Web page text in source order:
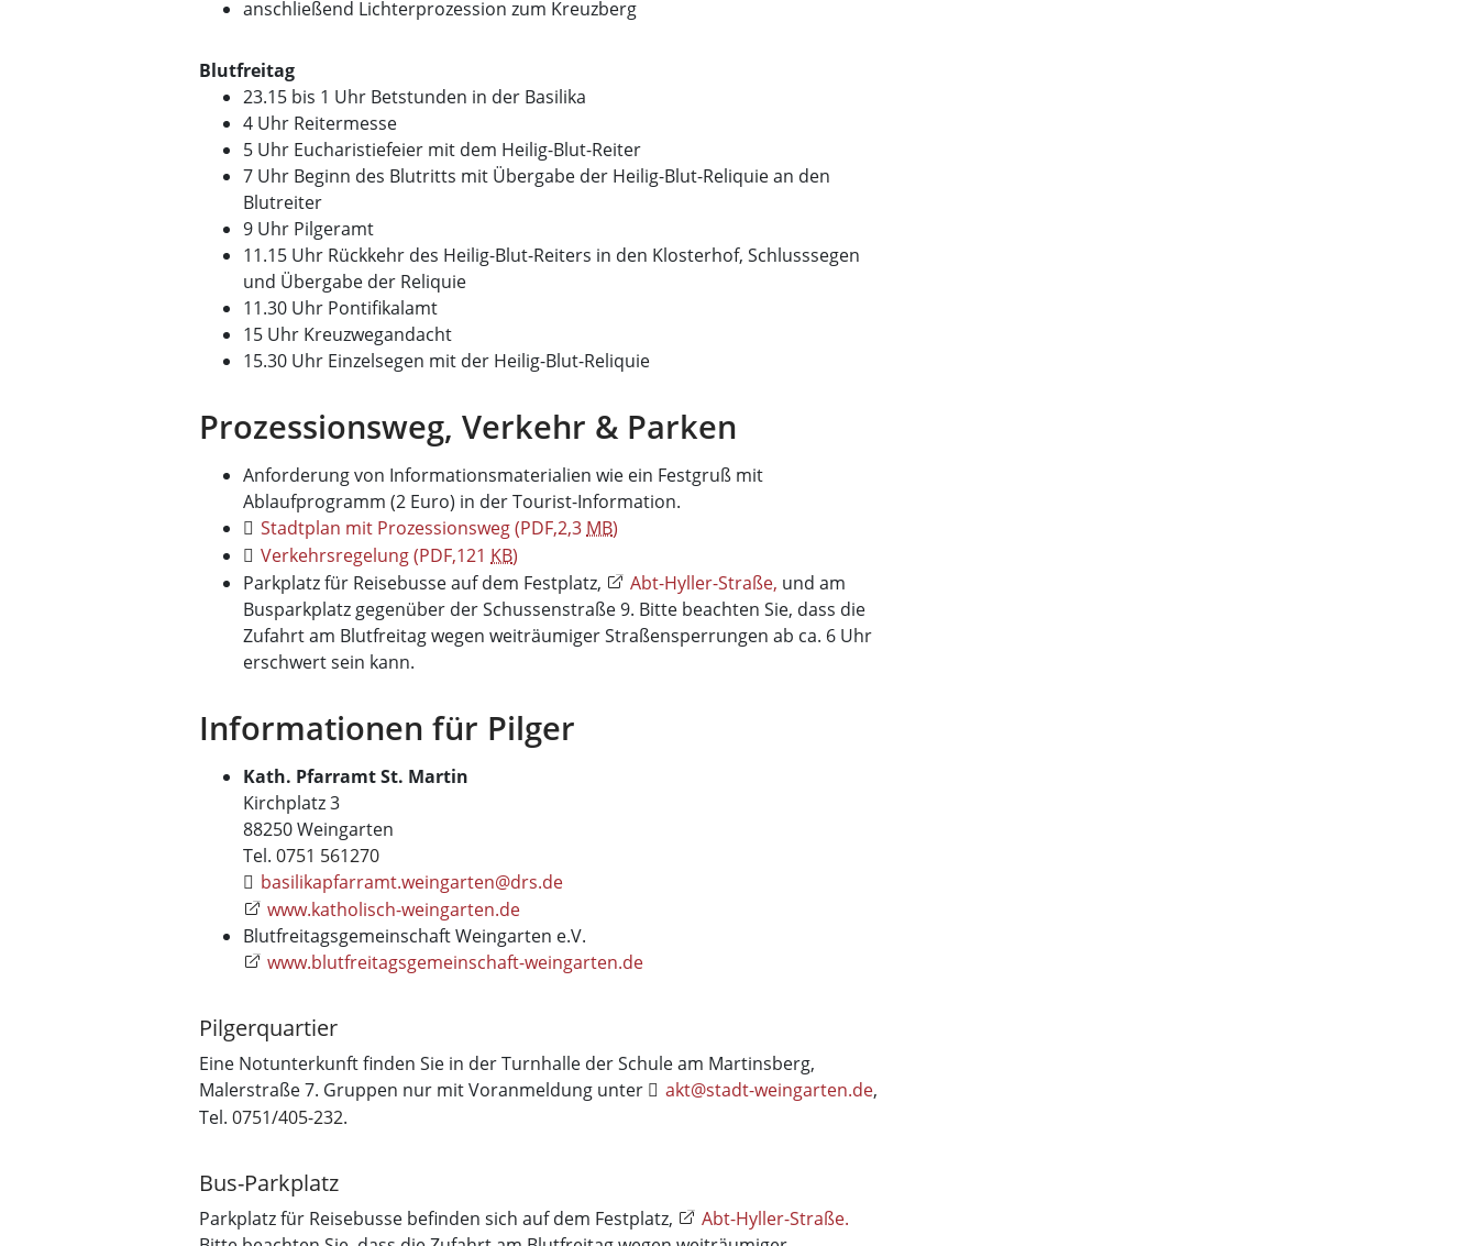
anschließend Lichterprozession zum Kreuzberg
Blutfreitag
23.15 bis 1 Uhr Betstunden in der Basilika
4 Uhr Reitermesse
5 Uhr Eucharistiefeier mit dem Heilig-Blut-Reiter
7 Uhr Beginn des Blutritts mit Übergabe der Heilig-Blut-Reliquie an den
Blutreiter
9 Uhr Pilgeramt
11.15 Uhr Rückkehr des Heilig-Blut-Reiters in den Klosterhof, Schlusssegen
und Übergabe der Reliquie
11.30 Uhr Pontifikalamt
15 Uhr Kreuzwegandacht
15.30 Uhr Einzelsegen mit der Heilig-Blut-Reliquie
Prozessionsweg, Verkehr & Parken
Anforderung von Informationsmaterialien wie ein Festgruß mit
Ablaufprogramm (2 Euro) in der Tourist-Information.
Stadtplan mit Prozessionsweg(PDF,2,3 MB)
Verkehrsregelung(PDF,121 KB)
Parkplatz für Reisebusse auf dem Festplatz,
Abt-Hyller-Straße, und am
Busparkplatz gegenüber der Schussenstraße 9. Bitte beachten Sie, dass die
Zufahrt am Blutfreitag wegen weiträumiger Straßensperrungen ab ca. 6 Uhr
erschwert sein kann.
Informationen für Pilger
Kath. Pfarramt St. Martin
Kirchplatz 3
88250 Weingarten
Tel. 0751 561270
basilikapfarramt.weingarten@drs.de
www.katholisch-weingarten.de
Blutfreitagsgemeinschaft Weingarten e.V.
www.blutfreitagsgemeinschaft-weingarten.de
Pilgerquartier
Eine Notunterkunft finden Sie in der Turnhalle der Schule am Martinsberg,
Malerstraße 7. Gruppen nur mit Voranmeldung unter
akt@stadt-weingarten.de,
Tel. 0751/405-232.
Bus-Parkplatz
Parkplatz für Reisebusse befinden sich auf dem Festplatz,
Abt-Hyller-Straße.